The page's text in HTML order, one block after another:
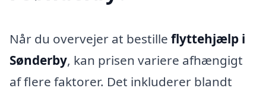
Når du overvejer at bestille flyttehjælp i
Sønderby, kan prisen variere afhængigt
af flere faktorer. Det inkluderer blandt